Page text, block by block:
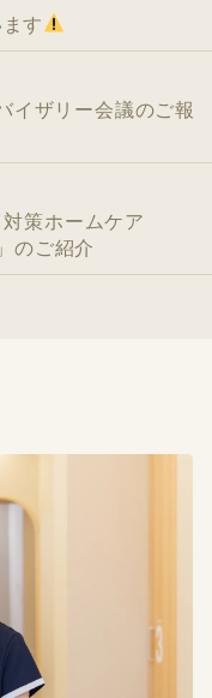
す
イザリー会議のご報
策ホームケア
のご紹介